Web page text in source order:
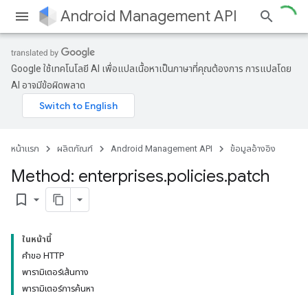
Android Management API
Google ใช้เทคโนโลยี AI เพื่อแปลเนื้อหาเป็นภาษาที่คุณต้องการ การแปลโดย
AI อาจมีข้อผิดพลาด
หน้าแรก ผลิตภัณฑ์ Android Management API ข้อมูลอ้างอิง
Method: enterprises.policies.patch
bookmark_border
ในหน้านี้
คำขอ HTTP
พารามิเตอร์เส้นทาง
พารามิเตอร์การค้นหา